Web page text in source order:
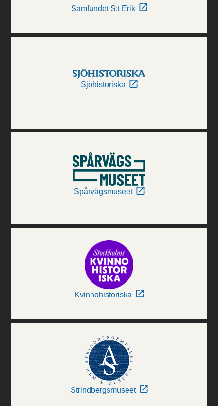
Samfundet S:t Erik
Sjöhistoriska
Spårvägsmuseet
Kvinnohistoriska
Strindbergsmuseet